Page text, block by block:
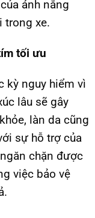
ánh nắng
trong xe.
tối ưu
kỳ nguy hiểm vì
lâu sẽ gây
làn da cũng
sự hỗ trợ của
chặn được
việc bảo vệ